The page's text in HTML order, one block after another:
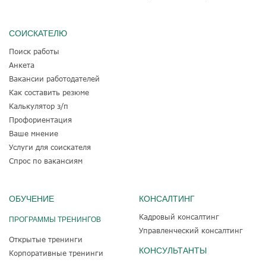
СОИСКАТЕЛЮ
Поиск работы
Анкета
Вакансии работодателей
Как составить резюме
Калькулятор з/п
Профориентация
Ваше мнение
Услуги для соискателя
Спрос по вакансиям
ОБУЧЕНИЕ
ПРОГРАММЫ ТРЕНИНГОВ
Открытые тренинги
Корпоративные тренинги
КОНСАЛТИНГ
Кадровый консалтинг
Управленческий консалтинг
КОНСУЛЬТАНТЫ